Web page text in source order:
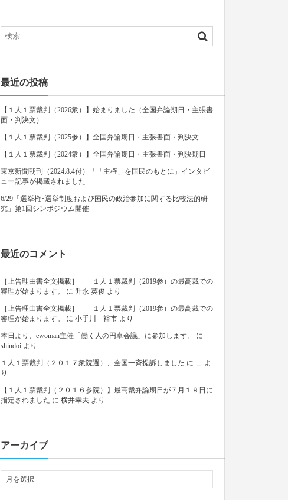
最近の投稿
【１人１票裁判（2026衆）】始まりました（全国弁論期日・主張書
面・判決文）
【１人１票裁判（2025参）】全国弁論期日・主張書面・判決文
【１人１票裁判（2024衆）】全国弁論期日・主張書面・判決期日
東京新聞朝刊（2024.8.4付）「「主権」を国民のもとに」インタビ
ュー記事が掲載されました
6/29「選挙権･選挙制度および国民の政治参加に関する比較法的研
究」第1回シンポジウム開催
最近のコメント
［上告理由書全文掲載］ １人１票裁判（2019参）の最高裁での
審理が始まります。
に 升永 英俊 より
［上告理由書全文掲載］ １人１票裁判（2019参）の最高裁での
審理が始まります。
に 小手川 裕市 より
本日より、ewoman主催「働く人の円卓会議」に参加します。
に
shindoi より
１人１票裁判（２０１７衆院選）、全国一斉提訴しました に
よ
り
【１人１票裁判（２０１６参院）】最高裁弁論期日が７月１９日に
指定されました に 横井幸夫 より
アーカイブ